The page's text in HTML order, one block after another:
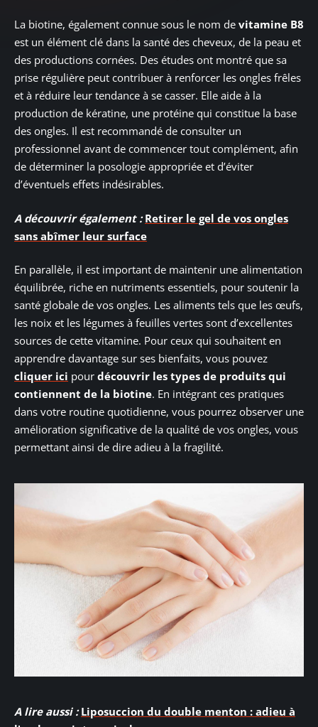
La biotine, également connue sous le nom de vitamine B8
est un élément clé dans la santé des cheveux, de la peau et
des productions cornées. Des études ont montré que sa
prise régulière peut contribuer à renforcer les ongles frêles
et à réduire leur tendance à se casser. Elle aide à la
production de kératine, une protéine qui constitue la base
des ongles. Il est recommandé de consulter un
professionnel avant de commencer tout complément, afin
de déterminer la posologie appropriée et d’éviter
d’éventuels effets indésirables.
A découvrir également : Retirer le gel de vos ongles
sans abîmer leur surface
En parallèle, il est important de maintenir une alimentation
équilibrée, riche en nutriments essentiels, pour soutenir la
santé globale de vos ongles. Les aliments tels que les œufs,
les noix et les légumes à feuilles vertes sont d’excellentes
sources de cette vitamine. Pour ceux qui souhaitent en
apprendre davantage sur ses bienfaits, vous pouvez
cliquer ici pour découvrir les types de produits qui
contiennent de la biotine. En intégrant ces pratiques
dans votre routine quotidienne, vous pourrez observer une
amélioration significative de la qualité de vos ongles, vous
permettant ainsi de dire adieu à la fragilité.
A lire aussi : Liposuccion du double menton : adieu à